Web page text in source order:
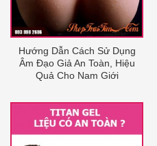
Hướng Dẫn Cách Sử Dụng
Âm Đạo Giả An Toàn, Hiệu
Quả Cho Nam Giới